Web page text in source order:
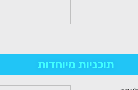
תוכניות מיוחדות